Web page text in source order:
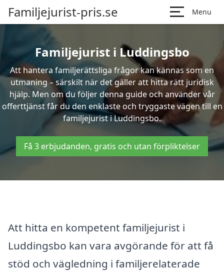
Familjejurist-pris.se Menu
Familjejurist i Luddingsbo
Att hantera familjerättsliga frågor kan kännas som en
utmaning – särskilt när det gäller att hitta rätt juridisk
hjälp. Men om du följer denna guide och använder vår
offerttjänst får du den enklaste och tryggaste vägen till en
familjejurist i Luddingsbo.
Få 3 erbjudanden, gratis och utan förpliktelser
Att hitta en kompetent familjejurist i
Luddingsbo kan vara avgörande för att få
stöd och vägledning i familjerelaterade